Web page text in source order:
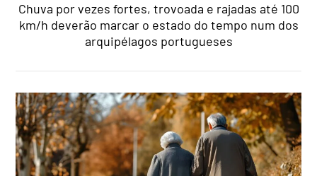
Chuva por vezes fortes, trovoada e rajadas até 100
km/h deverão marcar o estado do tempo num dos
arquipélagos portugueses